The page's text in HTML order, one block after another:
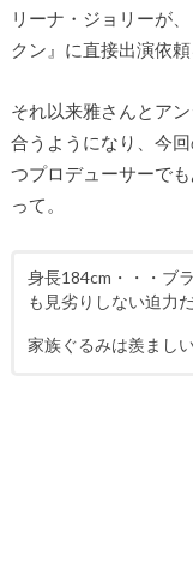
リーナ・ジョリーが
クン』に直接出演依
それ以来雅さんとア
合うようになり、今
つプロデューサーで
って。
身長184cm・・・ブ
も見劣りしない迫力
家族ぐるみは羨まし